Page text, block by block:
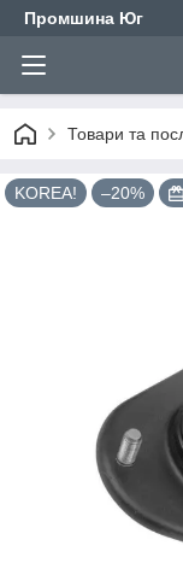
Промшина Юг
Товари та
KOREA! –20%